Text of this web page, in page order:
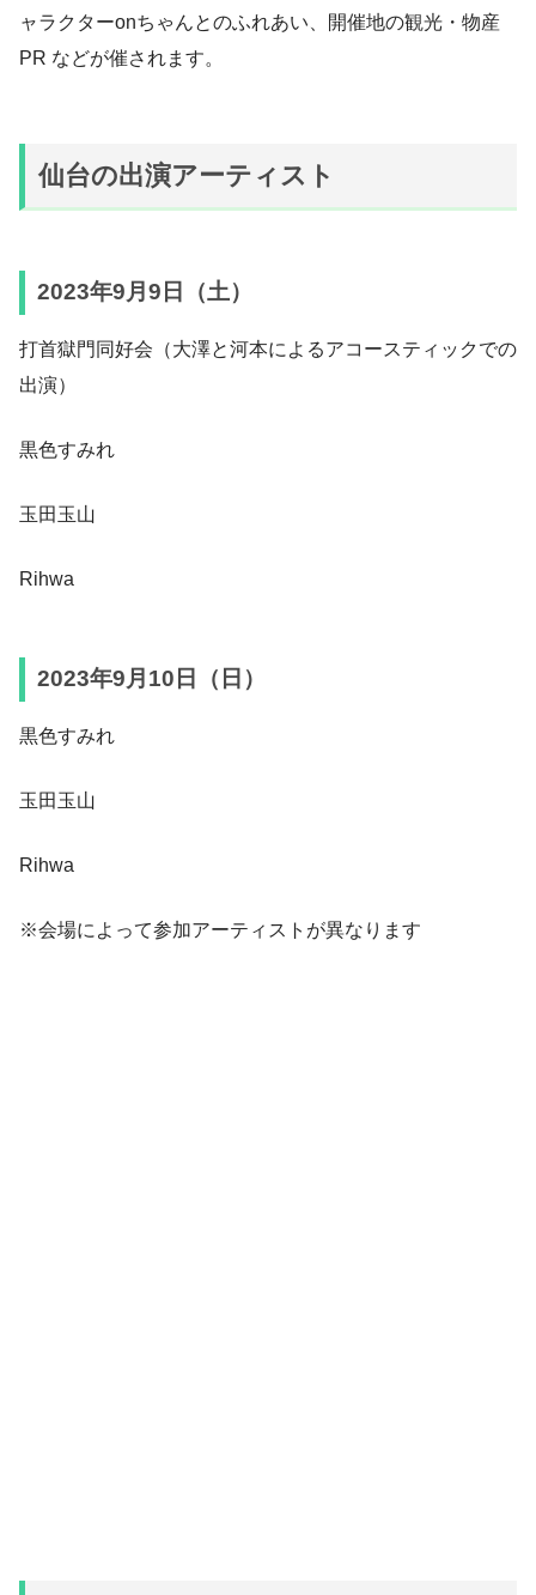
ャラクターonちゃんとのふれあい、開催地の観光・物産
PR などが催されます。
仙台の出演アーティスト
2023年9月9日（土）
打首獄門同好会（大澤と河本によるアコースティックでの
出演）
黒色すみれ
玉田玉山
Rihwa
2023年9月10日（日）
黒色すみれ
玉田玉山
Rihwa
※会場によって参加アーティストが異なります